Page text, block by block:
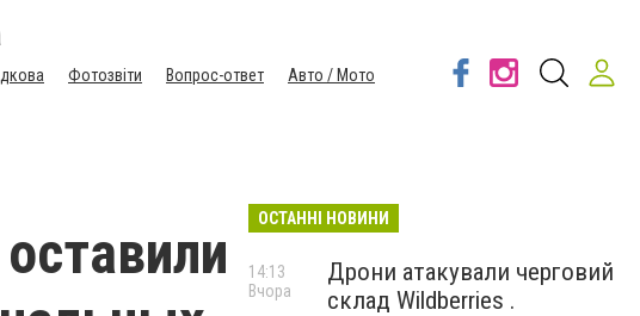
Фотозвіти Вопрос-ответ
Авто / Мото
ОСТАННІ НОВИНИ
Дрони атакували черговий
склад Wildberries .
14:13
Вчора